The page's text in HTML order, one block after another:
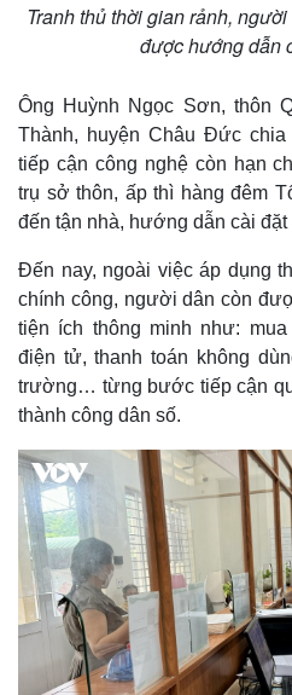
Tranh thủ thời gian rảnh,
được hướng dẫn
Ông Huỳnh Ngọc Sơn, thôn
Thành, huyện Châu Đức
tiếp cận công nghệ còn hạn
trụ sở thôn, ấp thì hàng đêm
đến tận nhà, hướng dẫn cài đặt
Đến nay, ngoài việc áp dụng
chính công, người dân còn
tiện ích thông minh như:
điện tử, thanh toán không
trường… từng bước tiếp cận
thành công dân số.